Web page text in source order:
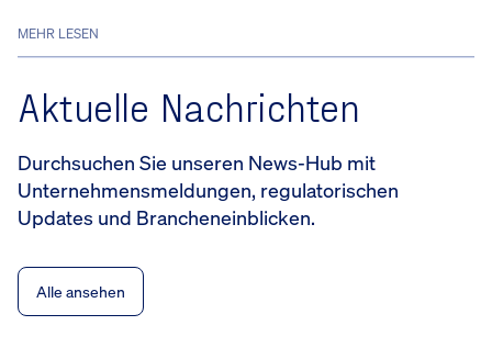
MEHR LESEN
Aktuelle Nachrichten
Durchsuchen Sie unseren News-Hub mit
Unternehmensmeldungen, regulatorischen
Updates und Brancheneinblicken.
Alle ansehen